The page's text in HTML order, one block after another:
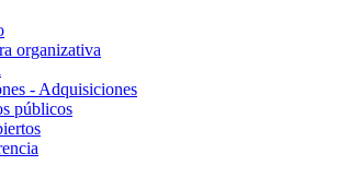
organizativa
- Adquisiciones
públicos